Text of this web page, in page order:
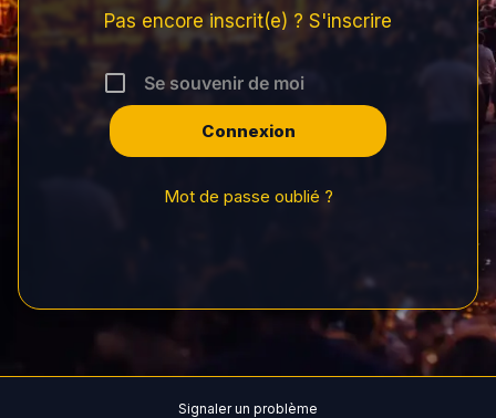
Pas encore inscrit(e) ? S'inscrire
Se souvenir de moi
Mot de passe oublié ?
Signaler un problème